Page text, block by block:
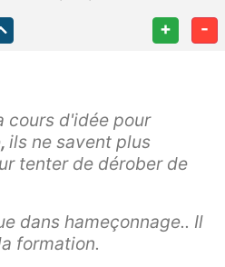
+ -
cours d'idée pour
, ils ne savent plus
tenter de dérober de
dans hameçonnage.. Il
formation.